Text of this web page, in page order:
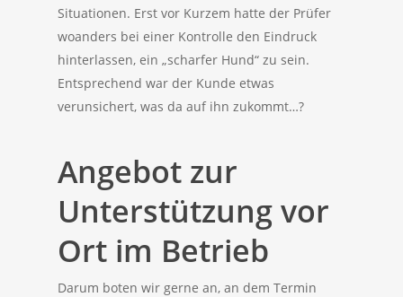
Situationen. Erst vor Kurzem hatte der Prüfer
woanders bei einer Kontrolle den Eindruck
hinterlassen, ein „scharfer Hund“ zu sein.
Entsprechend war der Kunde etwas
verunsichert, was da auf ihn zukommt…?
Angebot zur
Unterstützung vor
Ort im Betrieb
Darum boten wir gerne an, an dem Termin